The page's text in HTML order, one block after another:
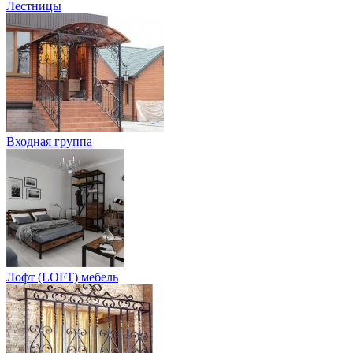
Лестницы
Входная группа
Лофт (LOFT) мебель